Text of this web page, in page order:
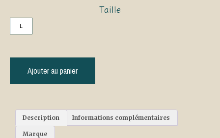
Taille
L
Ajouter au panier
Description Informations complémentaires
Marque